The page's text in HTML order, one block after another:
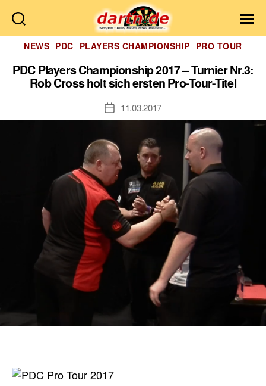
Dartn.de
Kategorien
NEWS PDC PLAYERS CHAMPIONSHIP PRO TOUR
PDC Players Championship 2017 – Turnier Nr.3:
Rob Cross holt sich ersten Pro-Tour-Titel
Veröffentlichungsdatum
11.03.2017